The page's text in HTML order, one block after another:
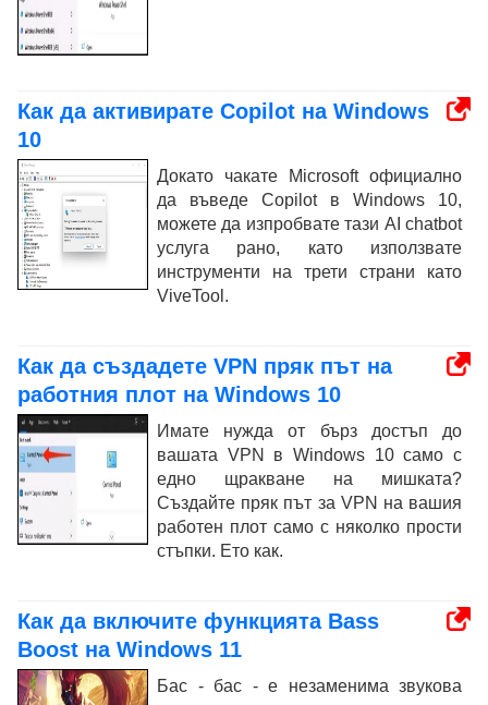
Как да активирате Copilot на Windows
10
Докато чакате Microsoft официално
да въведе Copilot в Windows 10,
можете да изпробвате тази AI chatbot
услуга рано, като използвате
инструменти на трети страни като
ViveTool.
Как да създадете VPN пряк път на
работния плот на Windows 10
Имате нужда от бърз достъп до
вашата VPN в Windows 10 само с
едно щракване на мишката?
Създайте пряк път за VPN на вашия
работен плот само с няколко прости
стъпки. Ето как.
Как да включите функцията Bass
Boost на Windows 11
Бас - бас - е незаменима звукова